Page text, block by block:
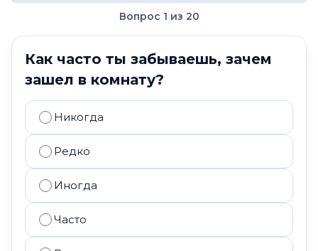
Вопрос 1 из 20
Как часто ты забываешь, зачем
зашел в комнату?
Никогда
Редко
Иногда
Часто